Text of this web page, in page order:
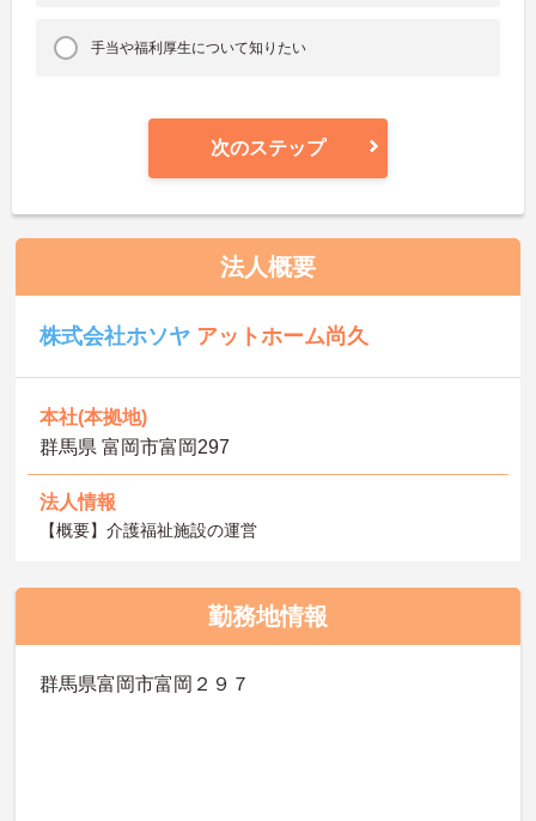
手当や福利厚生について知りたい
次のステップ
法人概要
株式会社ホソヤ アットホーム尚久
本社(本拠地)
群馬県 富岡市富岡297
法人情報
【概要】介護福祉施設の運営
勤務地情報
群馬県富岡市富岡２９７